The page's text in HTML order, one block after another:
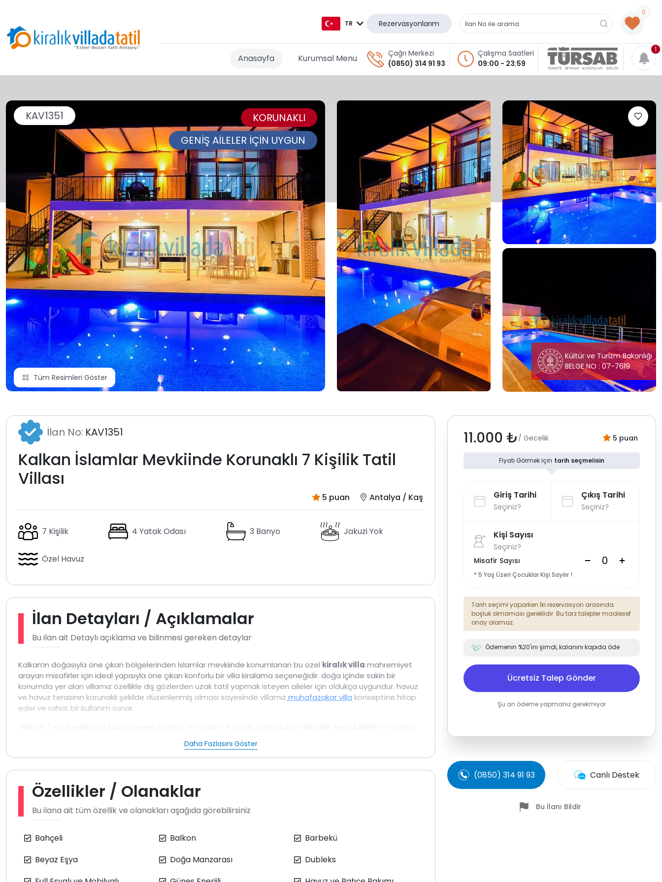
TR Rezervasyonlarım
0
Anasayfa Kurumsal Menu
Çağrı Merkezi
(0850) 314 91 93
Çalışma Saatleri
09:00 - 23:59
1
KAV1351
KORUNAKLI
GENİŞ AİLELER İÇİN UYGUN
Tüm Resimleri Göster
Kültür ve Turizm Bakanlığı
BELGE NO : 07-7619
İlan No: KAV1351
Kalkan İslamlar Mevkiinde Korunaklı 7 Kişilik Tatil
Villası
5 puan Antalya / Kaş
7 Kişilik 4 Yatak Odası 3 Banyo Jakuzi Yok
Özel Havuz
İlan Detayları / Açıklamalar
Bu ilan ait Detaylı açıklama ve bilinmesi gereken detaylar
Kalkan’ın doğasıyla öne çıkan bölgelerinden İslamlar mevkiinde konumlanan bu özel kiralık villa mahremiyet
arayan misafirler için ideal yapısıyla öne çıkan konforlu bir villa kiralama seçeneğidir. doğa içinde sakin bir
konumda yer alan villamız özellikle dış gözlerden uzak tatil yapmak isteyen aileler için oldukça uygundur. havuz
ve havuz terasının korunaklı şekilde düzenlenmiş olması sayesinde villamız muhafazakar villa konseptine hitap
eder ve rahat bir kullanım sunar.
kattaki yatak odalarından havuz terasına çıkış bulunması özellikle çocuklu aileler ve kalabalık konaklamalarda
büyük kolaylık sağlar. Modern ve konforlu şekilde dekore edilen yaşam alanlarında tatil süresince ihtiyaç
duyabileceğiniz temel ev düzeni ve mutfak teçhizatı mevcuttur.
Villamızda tatili daha eğlenceli hale getiren langırt bulunmaktadır. Böylece gün içinde hem havuz keyfi yapabilir
hem de villa içerisinde keyifli zaman geçirebilirsiniz. Önemli bir bilgi olarak villamızda jakuzi bulunmamaktadır.
Konum avantajı olarak; villamız Kalkan Halk Plajına yaklaşık 6 km dünyaca ünlü Kaputaş Plajı’na ise yaklaşık 13 km
denize ulaşabilirsiniz.
Doğa içerisinde konumlanan tüm villalarda olduğu gibi, villamızda da düzenli ilaçlama yapılsa dahi çevrede
Daha Fazlasını Göster
Özellikler / Olanaklar
Bu ilana ait tüm özellik ve olanakları aşağıda görebilirsiniz
Bahçeli Balkon
Barbekü
Beyaz Eşya
Doğa Manzarası
Dubleks
11.000 ₺ / Gecelik 5 puan
Fiyatı Görmek için tarih seçmelisin
Giriş Tarihi
Seçiniz?
Çıkış Tarihi
Seçiniz?
Kişi Sayısı
Seçiniz?
Misafir Sayısı
* 5 Yaş Üzeri Çocuklar Kişi Sayılır !
Tarih seçimi yaparken İki rezervasyon arasında
boşluk olmaması gereklidir. Bu tarz talepler maalesef
onay alamaz.
Ödemenin %20'ını şimdi, kalanını kapıda öde
Ücretsiz Talep Gönder
Şu an ödeme yapmanız gerekmiyor
(0850) 314 91 93 Canlı Destek
Bu İlanı Bildir